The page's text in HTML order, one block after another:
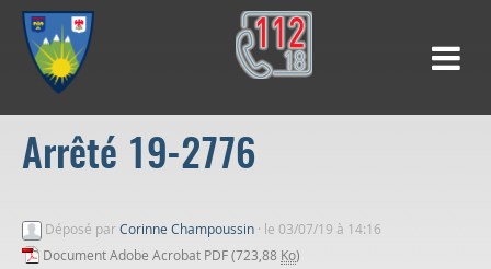
Arrêté 19-2776
Déposé parCorinne Champoussin · le 03/07/19 à 14:16
Document Adobe Acrobat PDF (723,88 Ko)